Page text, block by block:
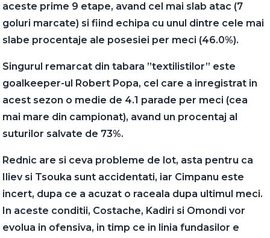
aceste prime 9 etape, avand cel mai slab atac (7
goluri marcate) si fiind echipa cu unul dintre cele mai
slabe procentaje ale posesiei per meci (46.0%).
Singurul remarcat din tabara ”textilistilor” este
goalkeeper-ul Robert Popa, cel care a inregistrat in
acest sezon o medie de 4.1 parade per meci (cea
mai mare din campionat), avand un procentaj al
suturilor salvate de 73%.
Rednic are si ceva probleme de lot, asta pentru ca
Iliev si Tsouka sunt accidentati, iar Cimpanu este
incert, dupa ce a acuzat o raceala dupa ultimul meci.
In aceste conditii, Costache, Kadiri si Omondi vor
evolua in ofensiva, in timp ce in linia fundasilor e